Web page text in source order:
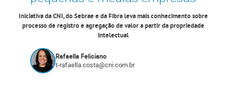
Iniciativa da CNI, do Sebrae e da Fibra leva mais conhecimento sobre
processo de registro e agregação de valor a partir da propriedade
intelectual
Rafaella Feliciano
t-rafaella.costa@cni.com.br